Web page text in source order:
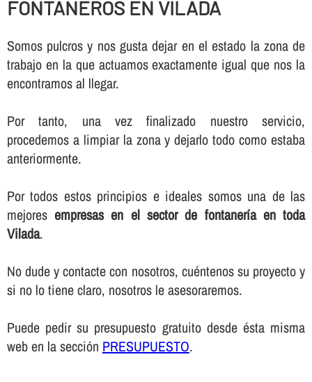
FONTANEROS EN VILADA
Somos pulcros y nos gusta dejar en el estado la zona de
trabajo en la que actuamos exactamente igual que nos la
encontramos al llegar.
Por tanto, una vez finalizado nuestro servicio,
procedemos a limpiar la zona y dejarlo todo como estaba
anteriormente.
Por todos estos principios e ideales somos una de las
mejoresempresas en el sector de fontanerí­a en toda
Vilada.
No dude y contacte con nosotros, cuéntenos su proyecto y
si no lo tiene claro, nosotros le asesoraremos.
Puede pedir su presupuesto gratuito desde ésta misma
web en la sección PRESUPUESTO.